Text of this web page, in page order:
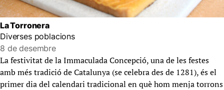
La Torronera
Diverses poblacions
8 de desembre
La festivitat de la Immaculada Concepció, una de les festes
amb més tradició de Catalunya (se celebra des de 1281), és el
primer dia del calendari tradicional en què hom menja torrons